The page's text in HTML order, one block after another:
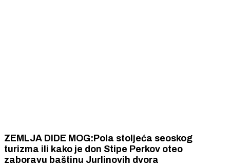
ZEMLJA DIDE MOG:Pola stoljeća seoskog
turizma ili kako je don Stipe Perkov oteo
zaboravu baštinu Jurlinovih dvora